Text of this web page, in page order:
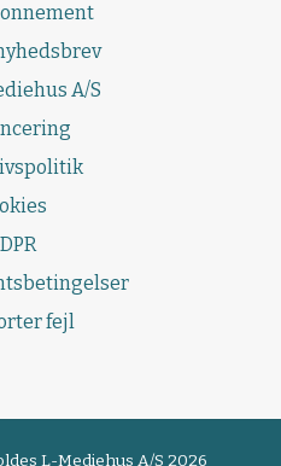
A/S
fejl
L-Mediehus A/S 2026